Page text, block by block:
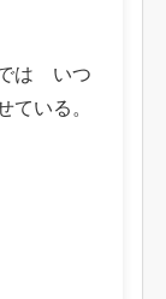
は いつ
いる。